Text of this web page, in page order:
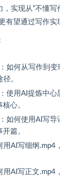
实现从“不懂写
有望通过写作实
如何从写作到变
。
使用AI提炼中心
心。
如何使用AI写导
篇。
AI写细纲.mp4
AI写正文.mp4